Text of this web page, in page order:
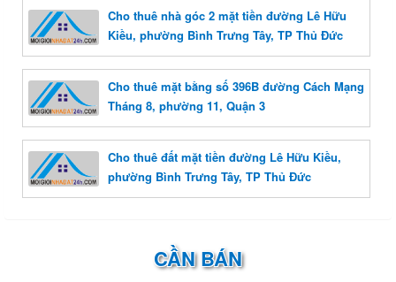
Cho thuê nhà góc 2 mặt tiền đường Lê Hữu
Kiều, phường Bình Trưng Tây, TP Thủ Đức
Cho thuê mặt bằng số 396B đường Cách Mạng
Tháng 8, phường 11, Quận 3
Cho thuê đất mặt tiền đường Lê Hữu Kiều,
phường Bình Trưng Tây, TP Thủ Đức
CẦN BÁN